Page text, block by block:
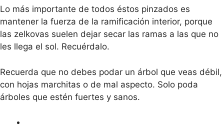
Lo más importante de todos éstos pinzados es
mantener la fuerza de la ramificación interior, porque
las zelkovas suelen dejar secar las ramas a las que no
les llega el sol. Recuérdalo.
Recuerda que no debes podar un árbol que veas débil,
con hojas marchitas o de mal aspecto. Solo poda
árboles que estén fuertes y sanos.